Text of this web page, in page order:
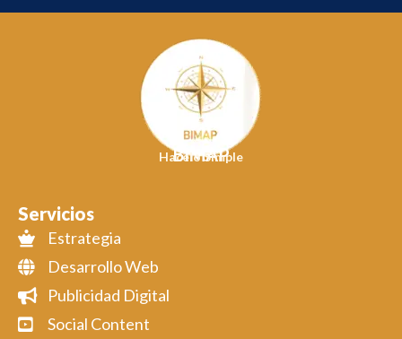
BIMAP
Hacelo Simple
Servicios
Estrategia
Desarrollo Web
Publicidad Digital
Social Content